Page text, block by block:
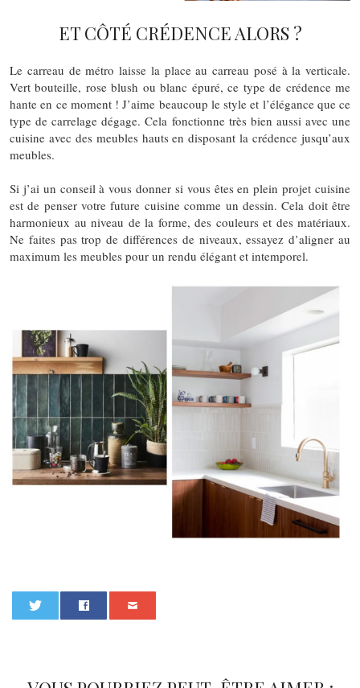
ET CÔTÉ CRÉDENCE ALORS ?
Le carreau de métro laisse la place au carreau posé à la verticale.
Vert bouteille, rose blush ou blanc épuré, ce type de crédence me
hante en ce moment ! J’aime beaucoup le style et l’élégance que ce
type de carrelage dégage. Cela fonctionne très bien aussi avec une
cuisine avec des meubles hauts en disposant la crédence jusqu’aux
meubles.
Si j’ai un conseil à vous donner si vous êtes en plein projet cuisine
est de penser votre future cuisine comme un dessin. Cela doit être
harmonieux au niveau de la forme, des couleurs et des matériaux.
Ne faites pas trop de différences de niveaux, essayez d’aligner au
maximum les meubles pour un rendu élégant et intemporel.